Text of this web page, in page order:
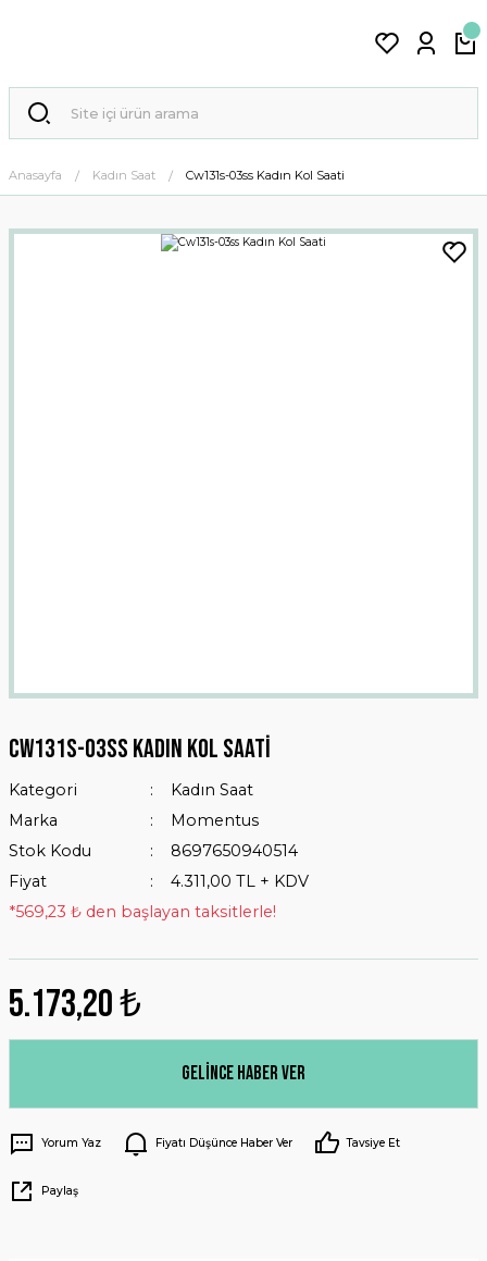
Anasayfa Kadın Saat Cw131s-03ss Kadın Kol Saati
Cw131s-03ss Kadın Kol Saati
Kategori
Kadın Saat
Marka
Momentus
Stok Kodu
8697650940514
Fiyat
4.311,00 TL + KDV
*569,23 ₺ den başlayan taksitlerle!
5.173,20 ₺
Gelince Haber Ver
Yorum Yaz Fiyatı Düşünce Haber Ver Tavsiye Et
Paylaş